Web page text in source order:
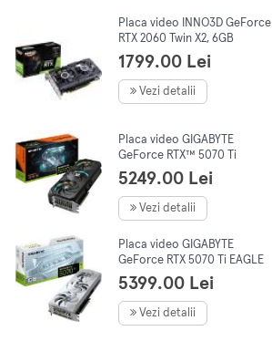
Placa video INNO3D GeForce
RTX 2060 Twin X2, 6GB
GDDR6, 192-bit, LHR
1799.00 Lei
Vezi detalii
Placa video GIGABYTE
GeForce RTX™ 5070 Ti
GAMING OC, 16GB GDDR7,
256-bit
5249.00 Lei
Vezi detalii
Placa video GIGABYTE
GeForce RTX 5070 Ti EAGLE
OC ICE SFF 16GB GDDR7 256-
bit DLSS 4.0
5399.00 Lei
Vezi detalii